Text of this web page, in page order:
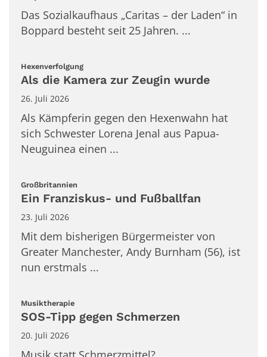
Das Sozialkaufhaus „Ca­ritas – der Laden“ in
Boppard besteht seit 25 Jahren. ...
Hexenverfolgung:
Als die Kamera zur Zeugin wurde
26. Juli 2026
Als Kämpferin gegen den Hexenwahn hat
sich Schwester Lorena Jenal aus Papua-
Neuguinea einen ...
Großbritannien
Ein Franziskus- und Fußballfan
23. Juli 2026
Mit dem bisherigen Bürgermeister von
Greater Manchester, Andy Burnham (56), ist
nun erstmals ...
Musiktherapie:
SOS-Tipp gegen Schmerzen
20. Juli 2026